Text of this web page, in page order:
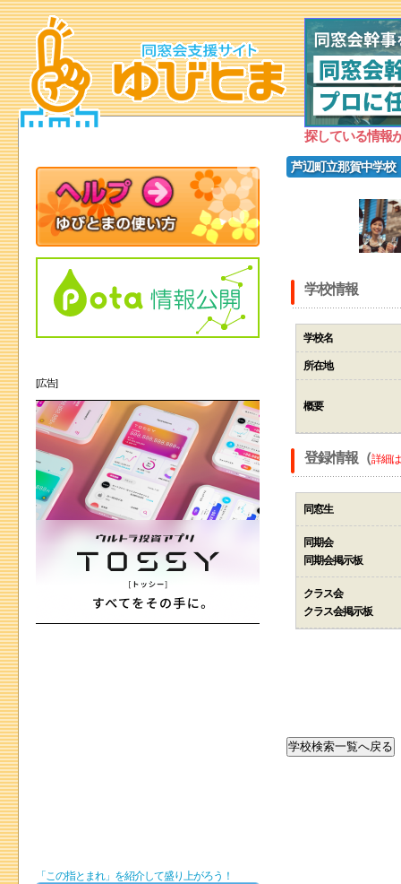
探している情報
芦辺町立那賀中学校
学校情報
学校名
所在地
概要
登録情報（詳細
同窓生
同期会
同期会掲示板
クラス会
クラス会掲示板
[広告]
「この指とまれ」を紹介して盛り上がろう！